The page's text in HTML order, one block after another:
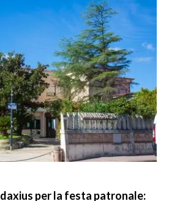
per la festa patronale: